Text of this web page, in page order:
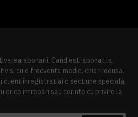
abonarii. Cand esti abonat la
si cu o frecventa medie, chiar redusa.
client inregistrat ai o sectiune speciala
orice intrebari sau cerinte cu privire la